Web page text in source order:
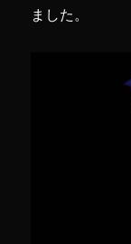
ました。